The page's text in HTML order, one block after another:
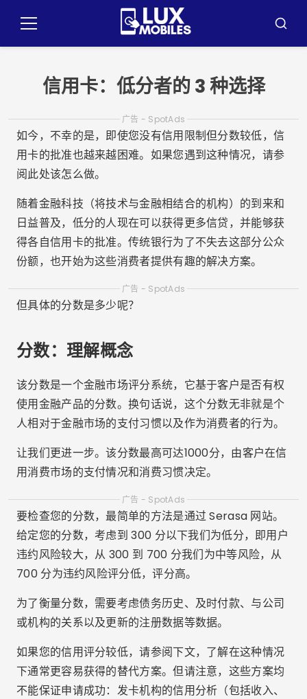
菜
布
信用卡：低分者的 3 种选择
广告 - SpotAds
如今，不幸的是，即使您没有信用限制但分数较低，信
用卡的批准也越来越困难。如果您遇到这种情况，请参
阅此处该怎么做。
随着金融科技（将技术与金融相结合的机构）的到来和
日益普及，低分的人现在可以获得更多信贷，并能够获
得各自信用卡的批准。传统银行为了不失去这部分公众
份额，也开始为这些消费者提供有趣的解决方案。
广告 - SpotAds
但具体的分数是多少呢？
分数：理解概念
该分数是一个金融市场评分系统，它基于客户是否有权
使用金融产品的分数。换句话说，这个分数无非就是个
人相对于金融市场的支付习惯以及作为消费者的行为。
让我们更进一步。该分数最高可达1000分，由客户在信
用消费市场的支付情况和消费习惯决定。
广告 - SpotAds
要检查您的分数，最简单的方法是通过 Serasa 网站。
给定您的分数，考虑到 300 分以下我们为低分，即用户
违约风险较大，从 300 到 700 分我们为中等风险，从
700 分为违约风险评分低，评分高。
为了衡量分数，需要考虑债务历史、及时付款、与公司
或机构的关系以及更新的注册数据等数据。
如果您的信用评分较低，请参阅下文，了解在这种情况
下通常更容易获得的替代方案。但请注意，这些方案均
不能保证申请成功：发卡机构的信用分析（包括收入、